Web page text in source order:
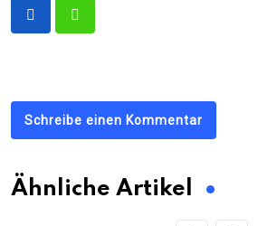
Schreibe einen Kommentar
Ähnliche Artikel